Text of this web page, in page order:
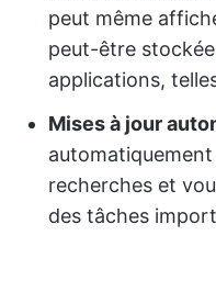
peut même
peut-être
applications,
Mises à jour
recherches et
des tâches